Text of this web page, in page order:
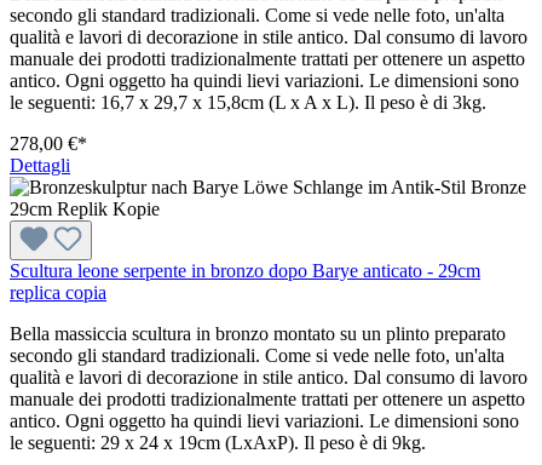
secondo gli standard tradizionali. Come si vede nelle foto, un'alta
qualità e lavori di decorazione in stile antico. Dal consumo di lavoro
manuale dei prodotti tradizionalmente trattati per ottenere un aspetto
antico. Ogni oggetto ha quindi lievi variazioni. Le dimensioni sono
le seguenti: 16,7 x 29,7 x 15,8cm (L x A x L). Il peso è di 3kg.
278,00 €*
Dettagli
Scultura leone serpente in bronzo dopo Barye anticato - 29cm
replica copia
Bella massiccia scultura in bronzo montato su un plinto preparato
secondo gli standard tradizionali. Come si vede nelle foto, un'alta
qualità e lavori di decorazione in stile antico. Dal consumo di lavoro
manuale dei prodotti tradizionalmente trattati per ottenere un aspetto
antico. Ogni oggetto ha quindi lievi variazioni. Le dimensioni sono
le seguenti: 29 x 24 x 19cm (LxAxP). Il peso è di 9kg.